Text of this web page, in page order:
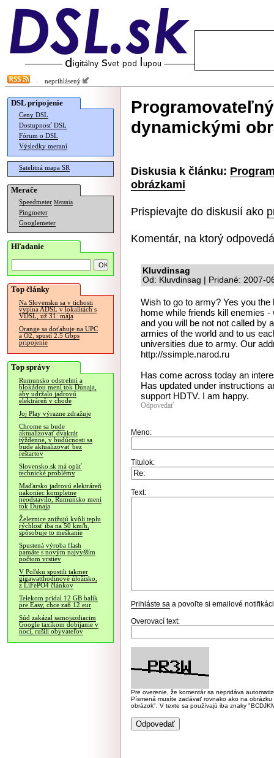
neprihlásený
DSL pripojenie
Ceny DSL
Dostupnosť DSL
Fórum o DSL
Výsledky meraní
Satelitná mapa SR
Merače
Speedmeter Merania
Pingmeter
Googlemeter
Hľadanie
Top články
Na Slovensku sa v tichosti
vypína ADSL v lokalitách s
VDSL, už 31. mája
Orange sa doťahuje na UPC
a O2, spustí 2.5 Gbps
pripojenie
Top správy
Rumunsko odstrelmi a
blokádou mení tok Dunaja,
aby udržalo jadrovú
elektráreň v chode
Joj Play výrazne zdražuje
Chrome sa bude
aktualizovať dvakrát
týždenne, v budúcnosti sa
bude aktualizovať bez
reštartov
Slovensko.sk má opäť
technické problémy
Maďarsko jadrovú elektráreň
nakoniec kompletne
neodstavilo, Rumunsko mení
tok Dunaja
Železnice znižujú kvôli teplu
rýchlosť iba na 50 km/h,
spôsobuje to meškanie
Spustená výroba flash
pamäte s novým najvyšším
počtom vrstiev
V Poľsku spustili takmer
gigawatthodinové úložisko,
z LiFePO4 článkov
Telekom pridal 12 GB balík
pre Easy, chce zaň 12 eur
Súd zakázal samojazdiacim
Google taxíkom dobíjanie v
noci, rušili obyvateľov
dynamickými
Diskusia k článku:
obrázkami
Prispievajte do diskusií ako
Komentár, na ktorý
Kluvdinsag
Od: Kluvdinsag | Pridané: 2007-
Wish to go to army? Yes you
home while friends kill enemies
and you will be not not called by
armies of the world and to us
universities due to army. Our
http://ssimple.narod.ru
Has come across today an
Has updated under instructions
support HDTV. I am happy.
Odpovedať
Meno:
Titulok:
Text:
Prihláste sa a povoľte si emailové
Overovací text:
Pre overenie, že komentár sa nepridáva
Písmená musíte zadávať rovnako ako na
obrázok". V texte sa používajú iba znaky